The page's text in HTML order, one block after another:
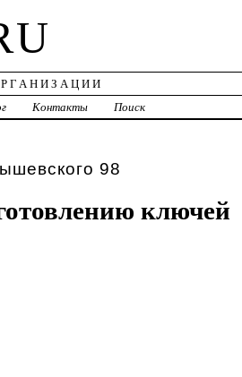
Контакты Поиск
98
ключей